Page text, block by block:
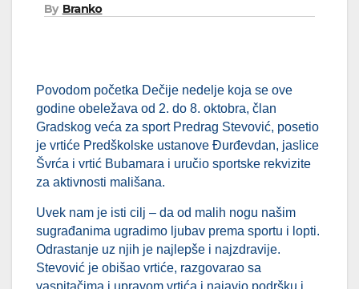
By Branko
Povodom početka Dečije nedelje koja se ove
godine obeležava od 2. do 8. oktobra, član
Gradskog veća za sport Predrag Stevović, posetio
je vrtiće Predškolske ustanove Đurđevdan, jaslice
Švrća i vrtić Bubamara i uručio sportske rekvizite
za aktivnosti mališana.
Uvek nam je isti cilj – da od malih nogu našim
sugrađanima ugradimo ljubav prema sportu i lopti.
Odrastanje uz njih je najlepše i najzdravije.
Stevović je obišao vrtiće, razgovarao sa
vaspitačima i upravom vrtića i najavio podršku i